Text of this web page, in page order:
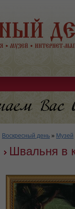
Воскресный день » Музей
Швальня в